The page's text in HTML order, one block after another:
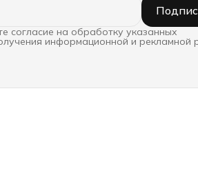
согласие на обработку указанных
информационной и рекламной